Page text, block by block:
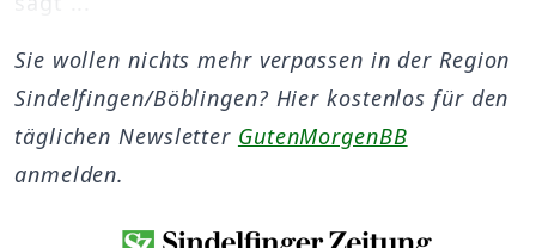
Sie wollen nichts mehr verpassen in der Region
Sindelfingen/Böblingen? Hier kostenlos für den
täglichen Newsletter GutenMorgenBB
anmelden.